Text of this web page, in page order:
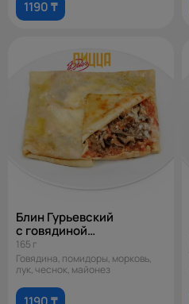
1190 ₸
Блин Гурьевский
с говядиной
и помидорами
165 г
Говядина, помидоры, морковь,
лук, чеснок, майонез